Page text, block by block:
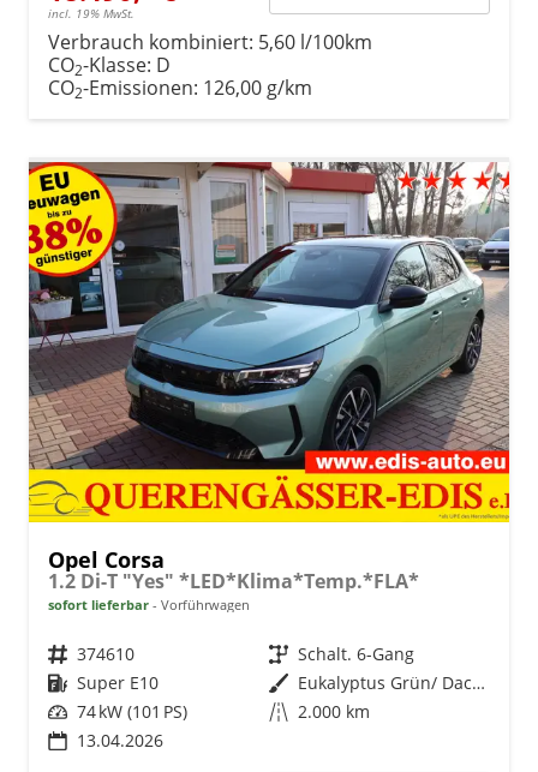
incl. 19% MwSt.
Verbrauch kombiniert: 5,60 l/100km
CO2-Klasse: D
CO2-Emissionen: 126,00 g/km
Opel Corsa
1.2 Di-T "Yes" *LED*Klima*Temp.*FLA*
sofort lieferbar Vorführwagen
Fahrzeugnr. 374610 Getriebe Schalt. 6-Gang
Kraftstoff Super E10 Außenfarbe
Eukalyptus Grün/ Dach Schwarz
Leistung 74 kW (101 PS) Kilometerstand 2.000 km
13.04.2026